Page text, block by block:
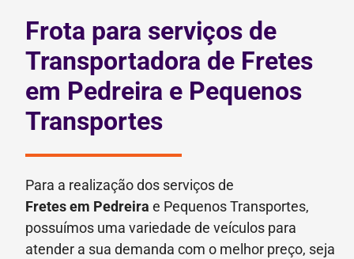
Frota para serviços de
Transportadora de Fretes
em Pedreira e Pequenos
Transportes
Para a realização dos serviços de
Fretesem Pedreira e Pequenos Transportes,
possuímos uma variedade de veículos para
atender a sua demanda com o melhor preço, seja